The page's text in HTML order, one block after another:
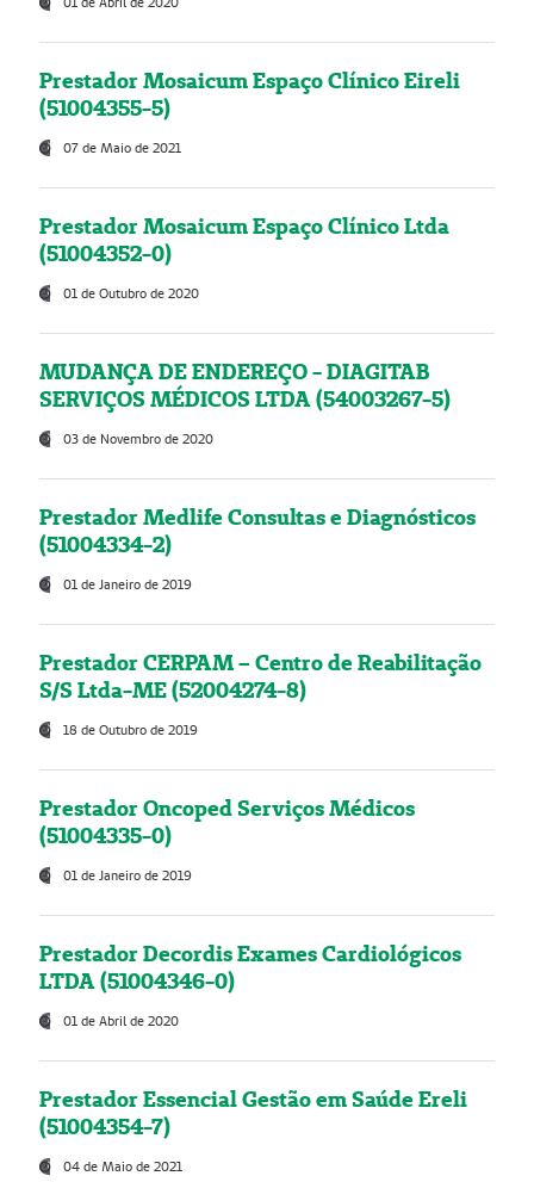
Prestador Mosaicum Espaço Clínico Eireli
(51004355-5)
07 de Maio de 2021
Prestador Mosaicum Espaço Clínico Ltda
(51004352-0)
01 de Outubro de 2020
MUDANÇA DE ENDEREÇO - DIAGITAB
SERVIÇOS MÉDICOS LTDA (54003267-5)
03 de Novembro de 2020
Prestador Medlife Consultas e Diagnósticos
(51004334-2)
01 de Janeiro de 2019
Prestador CERPAM – Centro de Reabilitação
S/S Ltda-ME (52004274-8)
18 de Outubro de 2019
Prestador Oncoped Serviços Médicos
(51004335-0)
01 de Janeiro de 2019
Prestador Decordis Exames Cardiológicos
LTDA (51004346-0)
01 de Abril de 2020
Prestador Essencial Gestão em Saúde Ereli
(51004354-7)
04 de Maio de 2021